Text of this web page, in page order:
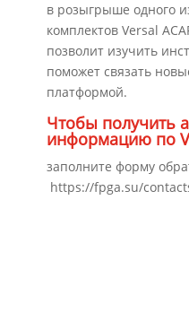
в розыгрыше одного
комплектов Versal
позволит изучить
поможет связать
платформой.
Чтобы получить
информацию по
заполните форму
https://fpga.su/